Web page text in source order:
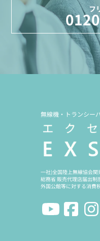
フ
無線機・トランシー
一社)全国陸上無線協会
総務省 販売代理店届出
外国公館等に対する消費